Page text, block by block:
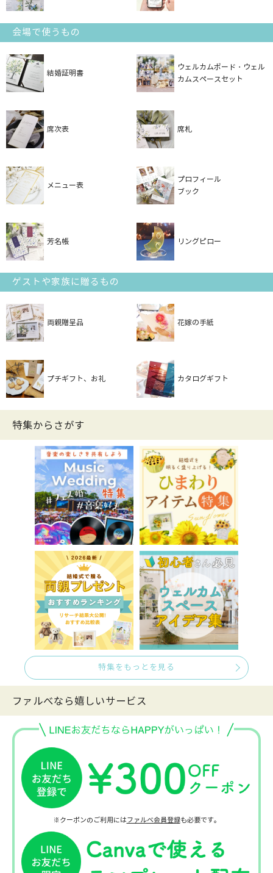
会場で使うもの
結婚証明書
ウェルカムボード・ウェル
カムスペースセット
席次表 席札
メニュー表
プロフィール
ブック
芳名帳 リングピロー
ゲストや家族に贈るもの
両親贈呈品 花嫁の手紙
プチギフト、お礼 カタログギフト
特集からさがす
特集をもっとを見る
ファルべなら嬉しいサービス
※クーポンのご利用にはファルベ会員登録も必要です。